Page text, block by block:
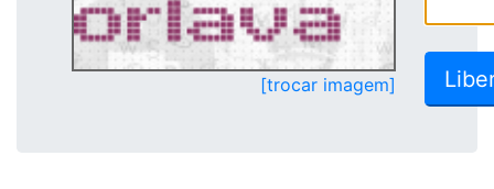
[trocar imagem]